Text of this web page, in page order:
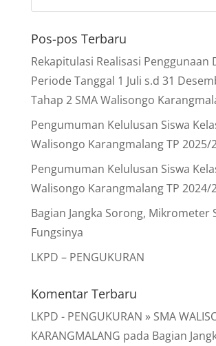
Pos-pos Terbaru
Rekapitulasi Realisasi Penggunaan
Periode Tanggal 1 Juli s.d 31
Tahap 2 SMA Walisongo
Pengumuman Kelulusan Siswa
Walisongo Karangmalang TP 2025/
Pengumuman Kelulusan Siswa
Walisongo Karangmalang TP 2024/
Bagian Jangka Sorong, Mikrometer
Fungsinya
LKPD – PENGUKURAN
Komentar Terbaru
LKPD - PENGUKURAN » SMA
KARANGMALANG pada Bagian